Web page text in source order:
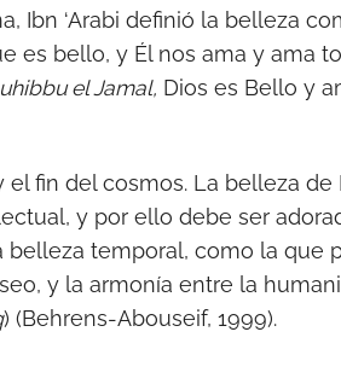
Ibn ‘Arabi definió la belleza
es bello, y Él nos ama y ama
el Jamal, Dios es Bello y
el fin del cosmos. La belleza
y por ello debe ser
temporal, como la que
y la armonía entre la
) (Behrens-Abouseif, 1999).